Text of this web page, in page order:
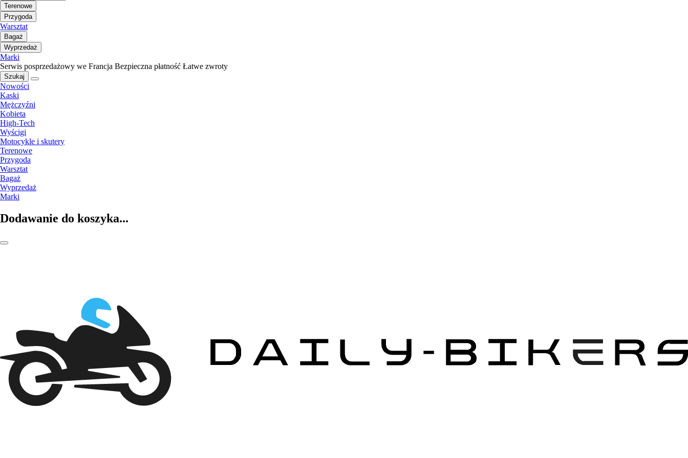
Terenowe
Przygoda
Warsztat
Bagaż
Wyprzedaż
Marki
Serwis posprzedażowy we Francja Bezpieczna płatność Łatwe zwroty
Szukaj
Nowości
Kaski
Mężczyźni
Kobieta
High-Tech
Wyścigi
Motocykle i skutery
Terenowe
Przygoda
Warsztat
Bagaż
Wyprzedaż
Marki
Dodawanie do koszyka...